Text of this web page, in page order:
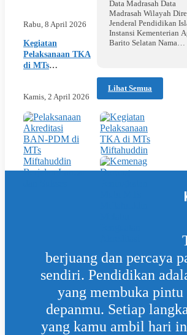
Data Madrasah Data
Madrasah Wilayah
Jenderal Pendidikan
Instansi Kementerian
Barito Selatan Nama
NIP Kepala Madrasah
Pendidikan MTS No. Hp
Swasta Tanggal
Juli..
Lihat Semua
dan Sukses
Rabu, 8 April 2026
Kegiatan
Pelaksanaan TKA
di MTs
Kamis, 2 April 2026
berjuang dan percaya
sendiri. Pendidikan
yang membuka pintu
depanmu. Setiap
yang kamu ambil hari